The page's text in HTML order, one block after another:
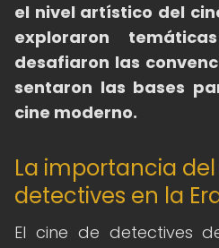
el nivel artístico del
exploraron
desafiaron las
sentaron las bases
cine moderno.
La importancia
detectives en la
El cine de detectives